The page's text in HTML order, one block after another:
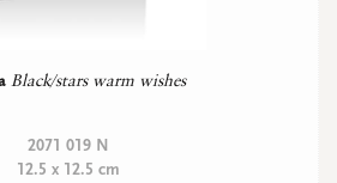
Black/stars warm wishes
2071 019 N
12.5 x 12.5 cm